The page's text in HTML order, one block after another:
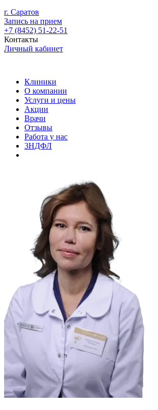
г. Саратов
Запись на прием
+7 (8452) 51-22-51
Контакты
Личный кабинет
Клиники
О компании
Услуги и цены
Акции
Врачи
Отзывы
Работа у нас
3НДФЛ